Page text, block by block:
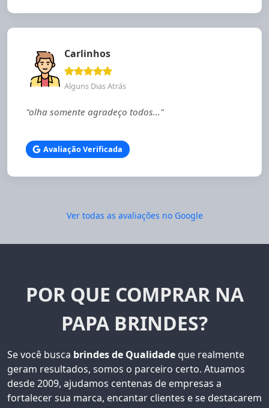
Carlinhos
Alguns Dias Atrás
"olha somente agradeço todos..."
Avaliação Verificada
Ver todas as avaliações no Google
POR QUE COMPRAR NA
PAPA BRINDES?
Se você busca brindes de Qualidade que realmente
geram resultados, somos o parceiro certo. Atuamos
desde 2009, ajudamos centenas de empresas a
fortalecer sua marca, encantar clientes e se destacarem